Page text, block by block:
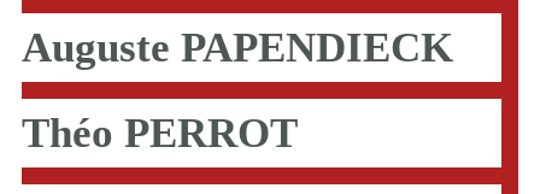
Auguste PAPENDIECK
Théo PERROT